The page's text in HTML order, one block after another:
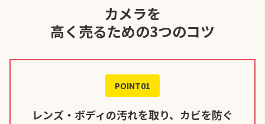
カメラを
高く売るための3つのコツ
POINT01
レンズ・ボディの汚れを取り、カビを防ぐ